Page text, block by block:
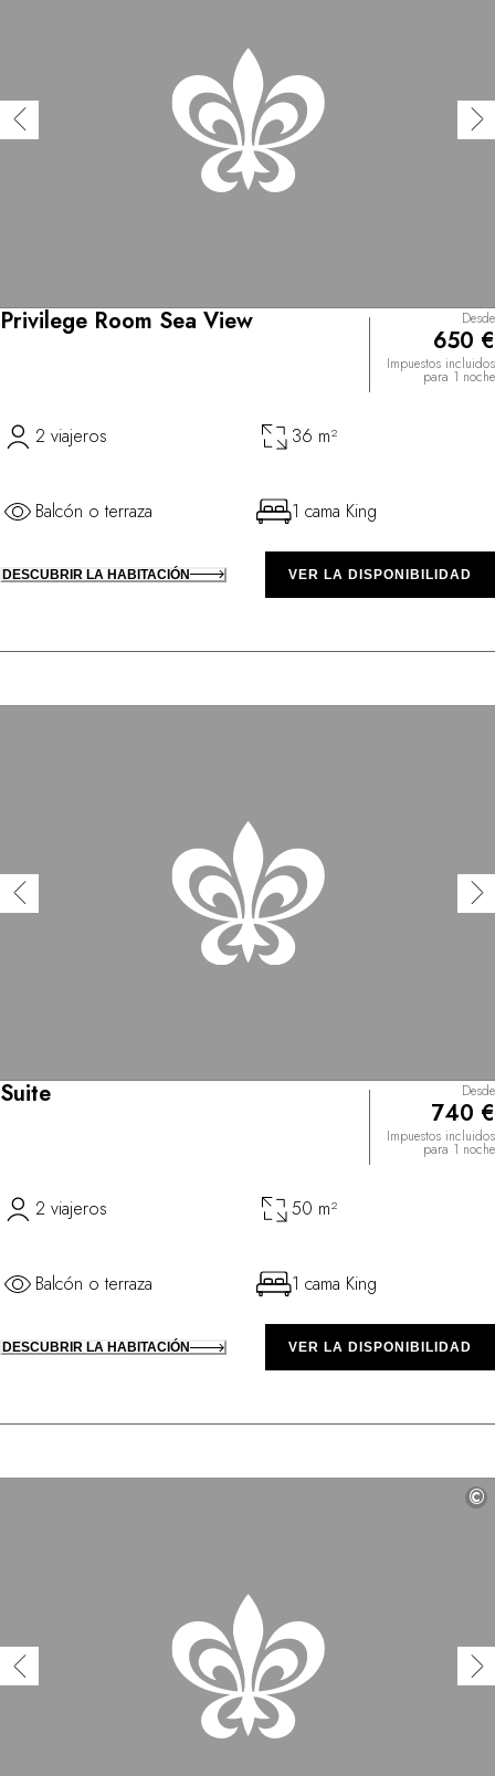
Privilege Room Sea View Desde
650 €
Impuestos incluidos
para 1 noche
2 viajeros 36 m²
Balcón o terraza 1 cama King
DESCUBRIR LA HABITACIÓN VER LA DISPONIBILIDAD
Suite Desde
740 €
Impuestos incluidos
para 1 noche
2 viajeros 50 m²
Balcón o terraza 1 cama King
DESCUBRIR LA HABITACIÓN VER LA DISPONIBILIDAD
©